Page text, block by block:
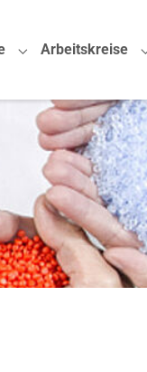
Submenu for
Arbeitskreise